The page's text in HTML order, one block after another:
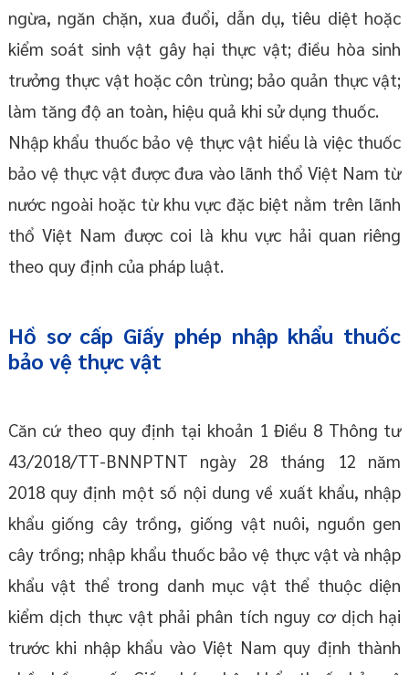
ngừa, ngăn chặn, xua đuổi, dẫn dụ, tiêu diệt hoặc
kiểm soát sinh vật gây hại thực vật; điều hòa sinh
trưởng thực vật hoặc côn trùng; bảo quản thực vật;
làm tăng độ an toàn, hiệu quả khi sử dụng thuốc.
Nhập khẩu thuốc bảo vệ thực vật hiểu là việc thuốc
bảo vệ thực vật được đưa vào lãnh thổ Việt Nam từ
nước ngoài hoặc từ khu vực đặc biệt nằm trên lãnh
thổ Việt Nam được coi là khu vực hải quan riêng
theo quy định của pháp luật.
Hồ sơ cấp Giấy phép nhập khẩu thuốc
bảo vệ thực vật
Căn cứ theo quy định tại khoản 1 Điều 8 Thông tư
43/2018/TT-BNNPTNT ngày 28 tháng 12 năm
2018 quy định một số nội dung về xuất khẩu, nhập
khẩu giống cây trồng, giống vật nuôi, nguồn gen
cây trồng; nhập khẩu thuốc bảo vệ thực vật và nhập
khẩu vật thể trong danh mục vật thể thuộc diện
kiểm dịch thực vật phải phân tích nguy cơ dịch hại
trước khi nhập khẩu vào Việt Nam quy định thành